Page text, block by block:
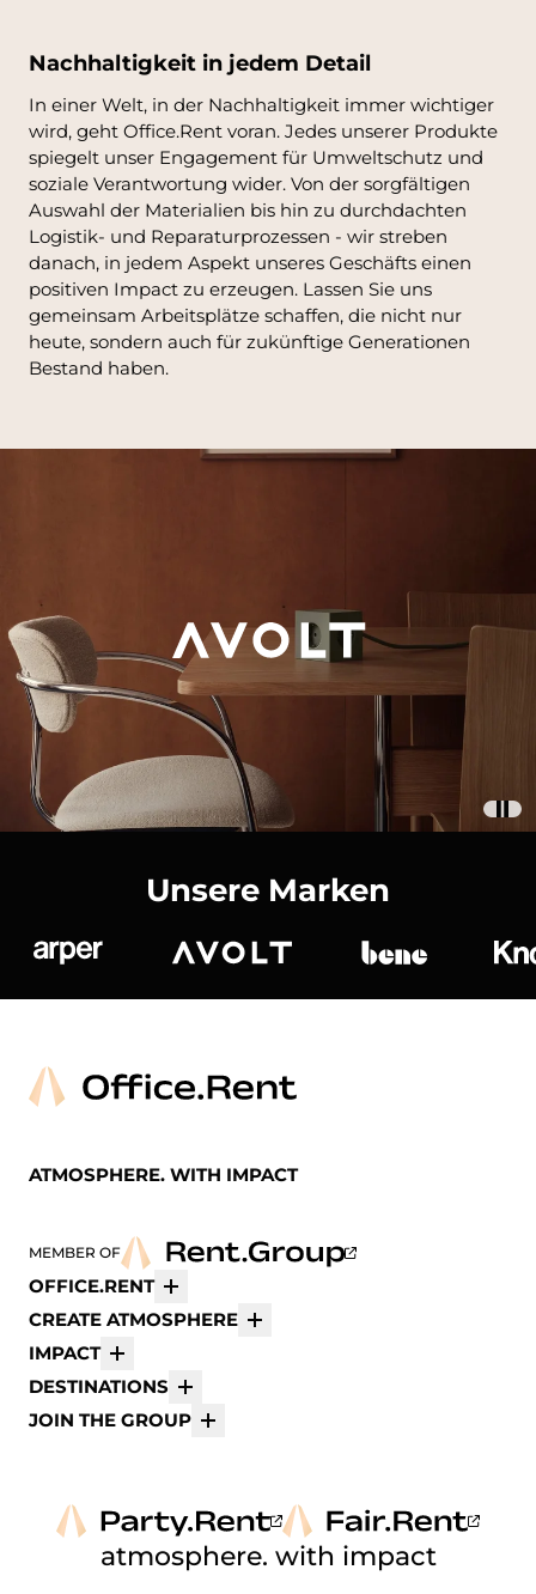
Nachhaltigkeit in jedem Detail
In einer Welt, in der Nachhaltigkeit immer wichtiger
wird, geht Office.Rent voran. Jedes unserer Produkte
spiegelt unser Engagement für Umweltschutz und
soziale Verantwortung wider. Von der sorgfältigen
Auswahl der Materialien bis hin zu durchdachten
Logistik- und Reparaturprozessen - wir streben
danach, in jedem Aspekt unseres Geschäfts einen
positiven Impact zu erzeugen. Lassen Sie uns
gemeinsam Arbeitsplätze schaffen, die nicht nur
heute, sondern auch für zukünftige Generationen
Bestand haben.
Unsere Marken
ATMOSPHERE. WITH IMPACT
MEMBER OF
OFFICE.RENT
CREATE ATMOSPHERE
IMPACT
DESTINATIONS
JOIN THE GROUP
atmosphere. with impact